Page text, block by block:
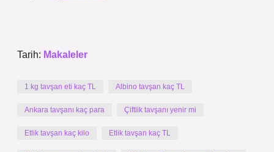
Tarih: Makaleler
1 kg tavşan eti kaç TL Albino tavşan kaç TL
Ankara tavşanı kaç para Çiftlik tavşanı yenir mi
Etlik tavşan kaç kilo Etlik tavşan kaç TL